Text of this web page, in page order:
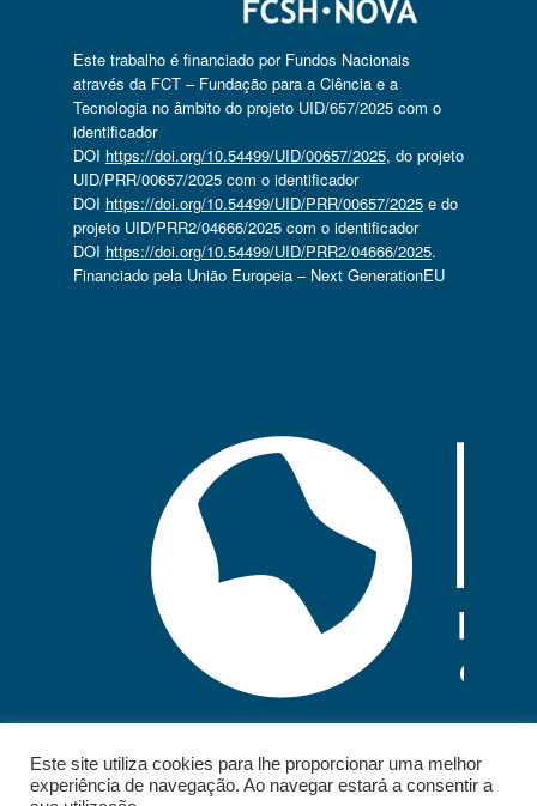
Este trabalho é financiado por Fundos Nacionais
através da FCT – Fundação para a Ciência e a
Tecnologia no âmbito do projeto UID/657/2025 com o
identificador
DOI https://doi.org/10.54499/UID/00657/2025, do projeto
UID/PRR/00657/2025 com o identificador
DOI https://doi.org/10.54499/UID/PRR/00657/2025e do
projeto UID/PRR2/04666/2025 com o identificador
DOI https://doi.org/10.54499/UID/PRR2/04666/2025.
Financiado pela União Europeia – Next GenerationEU
Este site utiliza cookies para lhe proporcionar uma melhor
experiência de navegação. Ao navegar estará a consentir a